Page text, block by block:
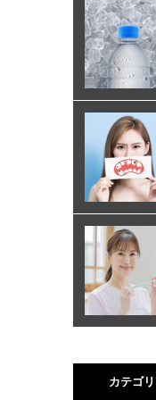
カテゴ